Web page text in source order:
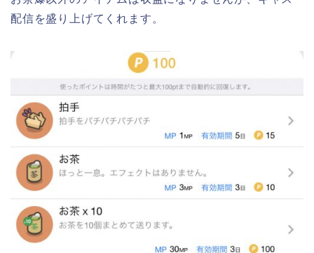
配信を盛り上げてくれます。